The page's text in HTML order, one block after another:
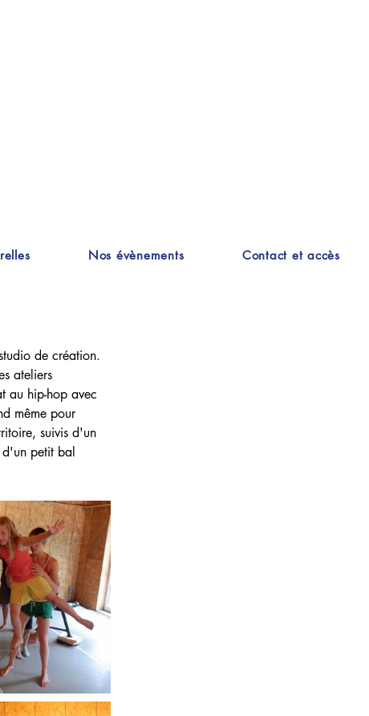
Nos évènements Contact et accès
de création.
ateliers
au hip-hop avec
même pour
suivis d'un
petit bal